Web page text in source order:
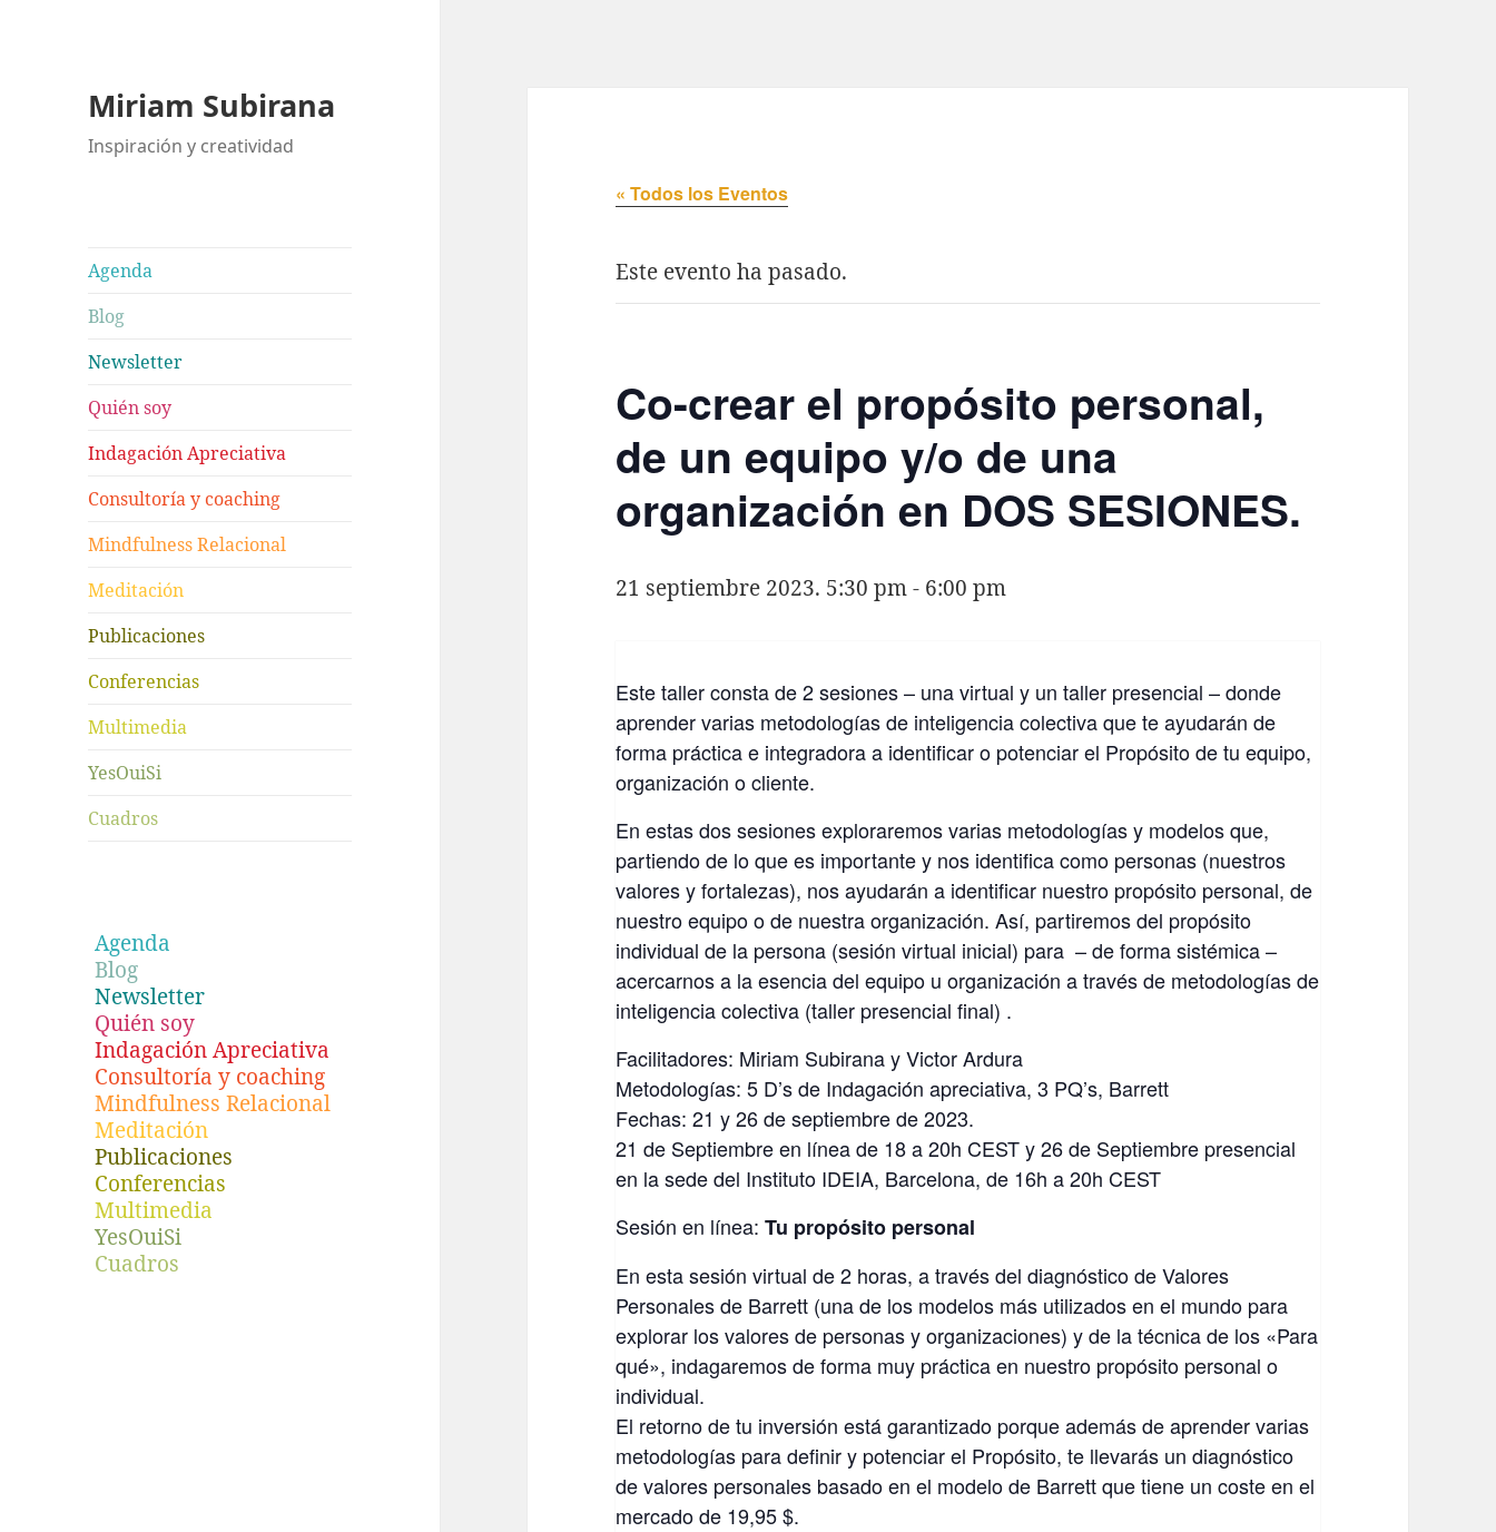
Miriam Subirana
Inspiración y creatividad
Agenda
Blog
Newsletter
Quién soy
Indagación Apreciativa
Consultoría y coaching
Mindfulness Relacional
Meditación
Publicaciones
Conferencias
Multimedia
YesOuiSi
Cuadros
Agenda
Blog
Newsletter
Quién soy
Indagación Apreciativa
Consultoría y coaching
Mindfulness Relacional
Meditación
Publicaciones
Conferencias
Multimedia
YesOuiSi
Cuadros
« Todos los Eventos
Este evento ha pasado.
Co-crear el propósito personal,
de un equipo y/o de una
organización en DOS SESIONES.
21 septiembre 2023. 5:30 pm- 6:00 pm
Este taller consta de 2 sesiones – una virtual y un taller presencial – donde
aprender varias metodologías de inteligencia colectiva que te ayudarán de
forma práctica e integradora a identificar o potenciar el Propósito de tu equipo,
organización o cliente.
En estas dos sesiones exploraremos varias metodologías y modelos que,
partiendo de lo que es importante y nos identifica como personas (nuestros
valores y fortalezas), nos ayudarán a identificar nuestro propósito personal, de
nuestro equipo o de nuestra organización. Así, partiremos del propósito
individual de la persona (sesión virtual inicial) para – de forma sistémica –
acercarnos a la esencia del equipo u organización a través de metodologías de
inteligencia colectiva (taller presencial final) .
Facilitadores: Miriam Subirana y Victor Ardura
Metodologías: 5 D’s de Indagación apreciativa, 3 PQ’s, Barrett
Fechas: 21 y 26 de septiembre de 2023.
21 de Septiembre en línea de 18 a 20h CEST y 26 de Septiembre presencial
en la sede del Instituto IDEIA, Barcelona, de 16h a 20h CEST
Sesión en línea:Tu propósito personal
En esta sesión virtual de 2 horas, a través del diagnóstico de Valores
Personales de Barrett (una de los modelos más utilizados en el mundo para
explorar los valores de personas y organizaciones) y de la técnica de los «Para
qué», indagaremos de forma muy práctica en nuestro propósito personal o
individual.
El retorno de tu inversión está garantizado porque además de aprender varias
metodologías para definir y potenciar el Propósito, te llevarás un diagnóstico
de valores personales basado en el modelo de Barrett que tiene un coste en el
mercado de 19,95 $.